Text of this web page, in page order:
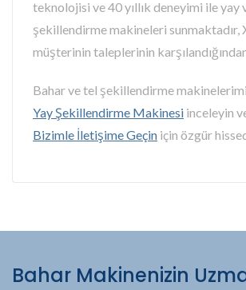
teknolojisi ve 40 yıllık deneyimi ile yay
şekillendirme makineleri sunmaktadır,
müşterinin taleplerinin
Bahar ve tel şekillendirme
Yay Şekillendirme Makinesi inceleyin
Bizimle İletişime Geçin için özgür
Bahar Makinenizin